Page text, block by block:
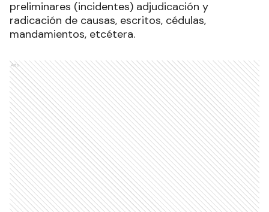
preliminares (incidentes) adjudicación y
radicación de causas, escritos, cédulas,
mandamientos, etcétera.
Ads